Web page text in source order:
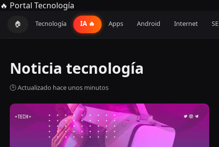
🔥 Portal Tecnología
🏠 Tecnología IA 🔥 Apps Android Internet
Noticia tecnología
🕒 Actualizado hace unos minutos